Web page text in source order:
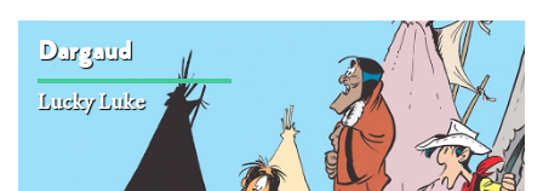
Dargaud
Lucky Luke